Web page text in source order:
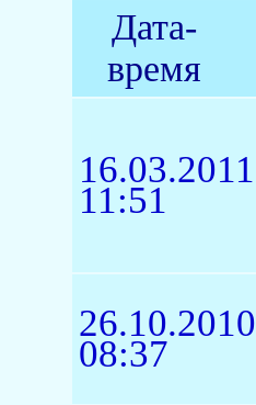
Дата-
время
16.03.2011
11:51
26.10.2010
08:37